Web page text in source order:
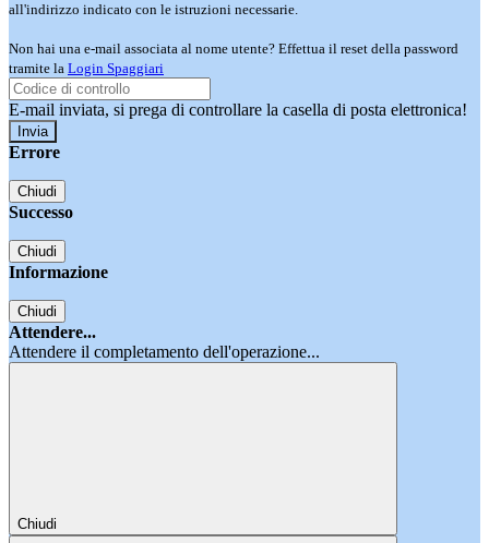
all'indirizzo indicato con le istruzioni necessarie.
Non hai una e-mail associata al nome utente? Effettua il reset della password
tramite la Login Spaggiari
E-mail inviata, si prega di controllare la casella di posta elettronica!
Errore
Chiudi
Successo
Chiudi
Informazione
Chiudi
Attendere...
Attendere il completamento dell'operazione...
Chiudi